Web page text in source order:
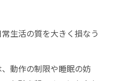
生活の質を大きく損なう
動作の制限や睡眠の妨